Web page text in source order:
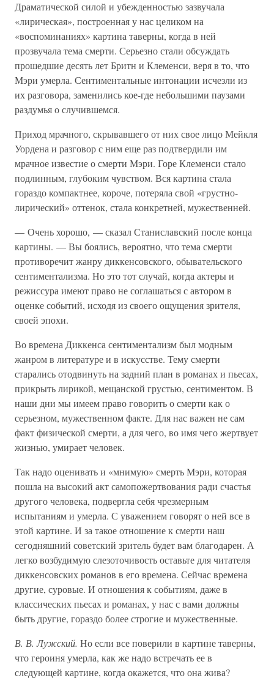
Драматической силой и убежденностью зазвучала
«лирическая», построенная у нас целиком на
«воспоминаниях» картина таверны, когда в ней
прозвучала тема смерти. Серьезно стали обсуждать
прошедшие десять лет Бритн и Клеменси, веря в то, что
Мэри умерла. Сентиментальные интонации исчезли из
их разговора, заменились кое-где небольшими паузами
раздумья о случившемся.
Приход мрачного, скрывавшего от них свое лицо Мейкля
Уордена и разговор с ним еще раз подтвердили им
мрачное известие о смерти Мэри. Горе Клеменси стало
подлинным, глубоким чувством. Вся картина стала
гораздо компактнее, короче, потеряла свой «грустно-
лирический» оттенок, стала конкретней, мужественней.
— Очень хорошо, — сказал Станиславский после конца
картины. — Вы боялись, вероятно, что тема смерти
противоречит жанру диккенсовского, обывательского
сентиментализма. Но это тот случай, когда актеры и
режиссура имеют право не соглашаться с автором в
оценке событий, исходя из своего ощущения зрителя,
своей эпохи.
Во времена Диккенса сентиментализм был модным
жанром в литературе и в искусстве. Тему смерти
старались отодвинуть на задний план в романах и пьесах,
прикрыть лирикой, мещанской грустью, сентиментом. В
наши дни мы имеем право говорить о смерти как о
серьезном, мужественном факте. Для нас важен не сам
факт физической смерти, а для чего, во имя чего жертвует
жизнью, умирает человек.
Так надо оценивать и «мнимую» смерть Мэри, которая
пошла на высокий акт самопожертвования ради счастья
другого человека, подвергла себя чрезмерным
испытаниям и умерла. С уважением говорят о ней все в
этой картине. И за такое отношение к смерти наш
сегодняшний советский зритель будет вам благодарен. А
легко возбудимую слезоточивость оставьте для читателя
диккенсовских романов в его времена. Сейчас времена
другие, суровые. И отношения к событиям, даже в
классических пьесах и романах, у нас с вами должны
быть другие, гораздо более строгие и мужественные.
В. В. Лужский. Но если все поверили в картине таверны,
что героиня умерла, как же надо встречать ее в
следующей картине, когда окажется, что она жива?